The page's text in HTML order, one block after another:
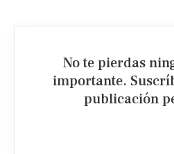
No te pierdas
importante.
publicación